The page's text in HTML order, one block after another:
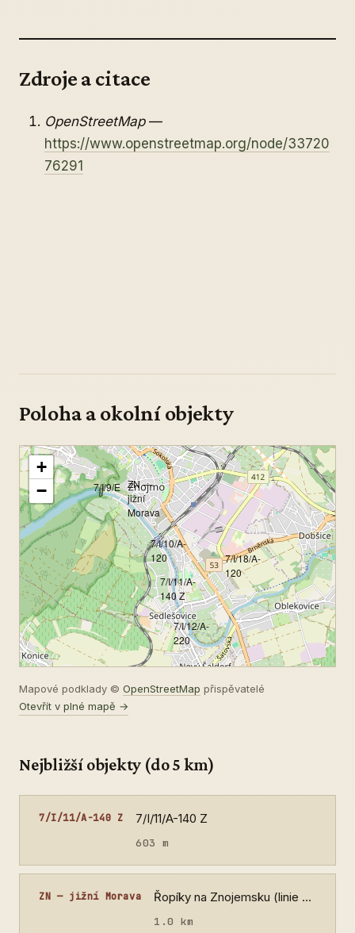
Zdroje a citace
OpenStreetMap—
https://www.openstreetmap.org/node/33720
76291
Poloha a okolní objekty
7/I/10/A-
120
7/I/11/A-
140 Z
ZN —
jižní
Morava
7/I/18/A-
120
7/I/9/E
7/I/12/A-
220
+
−
Mapové podklady © OpenStreetMap přispěvatelé
Otevřít v plné mapě →
Nejbližší objekty (do 5 km)
7/I/11/A-140 Z 7/I/11/A-140 Z
603 m
ZN — jižní Morava Řopíky na Znojemsku (linie Dyje)
1.0 km